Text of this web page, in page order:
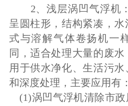
2、浅层涡凹气浮
呈圆柱形，结构紧凑，
式与溶解气体卷扬机一
同，适合处理大量的废
用于供水净化、生活污
和深度处理，主要应用
(1)涡凹气浮机清除市政